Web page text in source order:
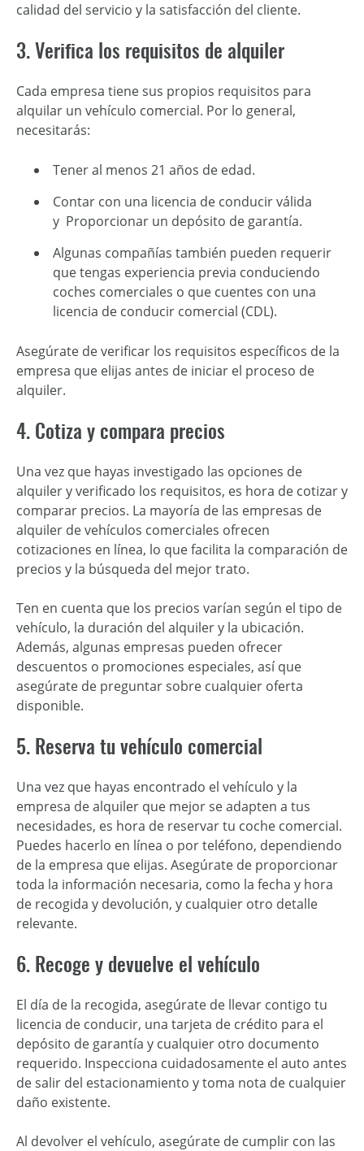
calidad del servicio y la satisfacción del cliente.
3. Verifica los requisitos de alquiler
Cada empresa tiene sus propios requisitos para
alquilar un vehículo comercial. Por lo general,
necesitarás:
Tener al menos 21 años de edad.
Contar con una licencia de conducir válida
y Proporcionar un depósito de garantía.
Algunas compañías también pueden requerir
que tengas experiencia previa conduciendo
coches comerciales o que cuentes con una
licencia de conducir comercial (CDL).
Asegúrate de verificar los requisitos específicos de la
empresa que elijas antes de iniciar el proceso de
alquiler.
4. Cotiza y compara precios
Una vez que hayas investigado las opciones de
alquiler y verificado los requisitos, es hora de cotizar y
comparar precios. La mayoría de las empresas de
alquiler de vehículos comerciales ofrecen
cotizaciones en línea, lo que facilita la comparación de
precios y la búsqueda del mejor trato.
Ten en cuenta que los precios varían según el tipo de
vehículo, la duración del alquiler y la ubicación.
Además, algunas empresas pueden ofrecer
descuentos o promociones especiales, así que
asegúrate de preguntar sobre cualquier oferta
disponible.
5. Reserva tu vehículo comercial
Una vez que hayas encontrado el vehículo y la
empresa de alquiler que mejor se adapten a tus
necesidades, es hora de reservar tu coche comercial.
Puedes hacerlo en línea o por teléfono, dependiendo
de la empresa que elijas. Asegúrate de proporcionar
toda la información necesaria, como la fecha y hora
de recogida y devolución, y cualquier otro detalle
relevante.
6. Recoge y devuelve el vehículo
El día de la recogida, asegúrate de llevar contigo tu
licencia de conducir, una tarjeta de crédito para el
depósito de garantía y cualquier otro documento
requerido. Inspecciona cuidadosamente el auto antes
de salir del estacionamiento y toma nota de cualquier
daño existente.
Al devolver el vehículo, asegúrate de cumplir con las